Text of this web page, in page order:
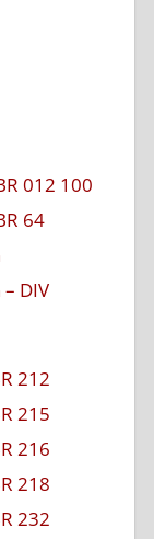
012 100
64
DIV
212
215
216
218
232